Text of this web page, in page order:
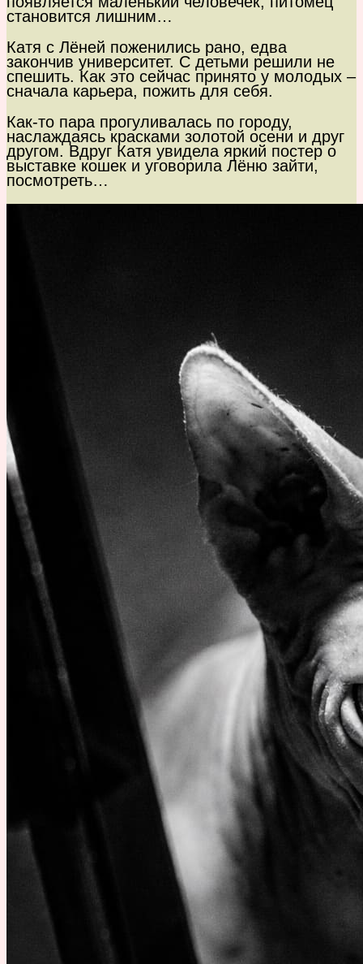
становится лишним…
Катя с Лёней поженились рано, едва
закончив университет. С детьми решили не
спешить. Как это сейчас принято у молодых –
сначала карьера, пожить для себя.
Как-то пара прогуливалась по городу,
наслаждаясь красками золотой осени и друг
другом. Вдруг Катя увидела яркий постер о
выставке кошек и уговорила Лёню зайти,
посмотреть…